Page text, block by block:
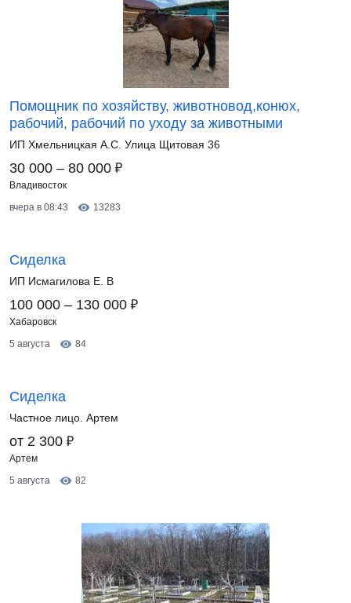
Помощник по хозяйству, животновод,конюх,
рабочий, рабочий по уходу за животными
ИП Хмельницкая А.С. Улица Щитовая 36
30 000 – 80 000 ₽
Владивосток
вчера в 08:43
13283
Сиделка
ИП Исмагилова Е. В
100 000 – 130 000 ₽
Хабаровск
5 августа
84
Сиделка
Частное лицо. Артем
от 2 300 ₽
Артем
5 августа
82